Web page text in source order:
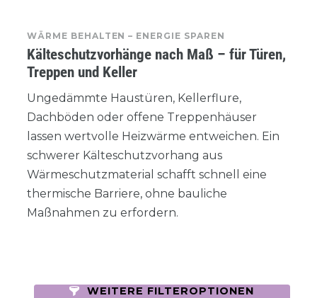
WÄRME BEHALTEN – ENERGIE SPAREN
Kälteschutzvorhänge nach Maß – für Türen,
Treppen und Keller
Ungedämmte Haustüren, Kellerflure,
Dachböden oder offene Treppenhäuser
lassen wertvolle Heizwärme entweichen. Ein
schwerer Kälteschutzvorhang aus
Wärmeschutzmaterial schafft schnell eine
thermische Barriere, ohne bauliche
Maßnahmen zu erfordern.
WEITERE FILTEROPTIONEN